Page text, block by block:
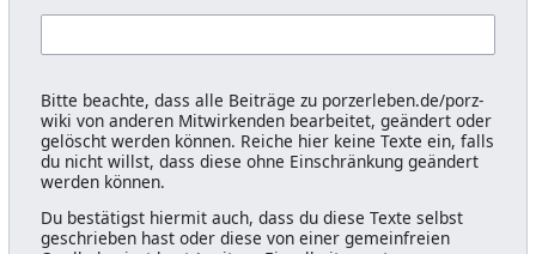
Bitte beachte, dass alle Beiträge zu porzerleben.de/porz-
wiki von anderen Mitwirkenden bearbeitet, geändert oder
gelöscht werden können. Reiche hier keine Texte ein, falls
du nicht willst, dass diese ohne Einschränkung geändert
werden können.
Du bestätigst hiermit auch, dass du diese Texte selbst
geschrieben hast oder diese von einer gemeinfreien